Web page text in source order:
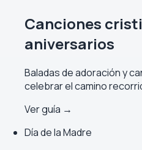
Canciones
aniversarios
Baladas de adoración y
celebrar el camino
Ver guía →
Día de la Madre